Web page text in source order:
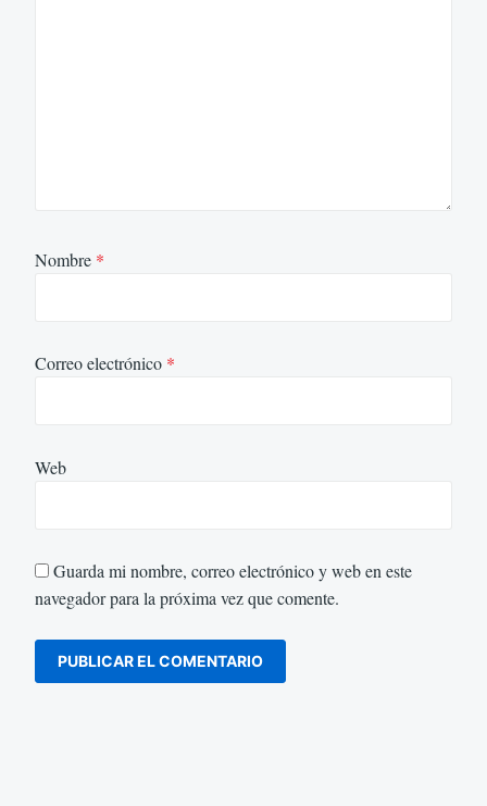
Nombre *
Correo electrónico *
Web
Guarda mi nombre, correo electrónico y web en este
navegador para la próxima vez que comente.